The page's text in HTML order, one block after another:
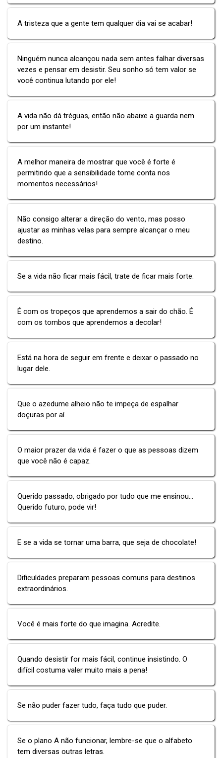
A tristeza que a gente tem qualquer dia vai se acabar!
Ninguém nunca alcançou nada sem antes falhar diversas
vezes e pensar em desistir. Seu sonho só tem valor se
você continua lutando por ele!
A vida não dá tréguas, então não abaixe a guarda nem
por um instante!
A melhor maneira de mostrar que você é forte é
permitindo que a sensibilidade tome conta nos
momentos necessários!
Não consigo alterar a direção do vento, mas posso
ajustar as minhas velas para sempre alcançar o meu
destino.
Se a vida não ficar mais fácil, trate de ficar mais forte.
É com os tropeços que aprendemos a sair do chão. É
com os tombos que aprendemos a decolar!
Está na hora de seguir em frente e deixar o passado no
lugar dele.
Que o azedume alheio não te impeça de espalhar
doçuras por aí.
O maior prazer da vida é fazer o que as pessoas dizem
que você não é capaz.
Querido passado, obrigado por tudo que me ensinou...
Querido futuro, pode vir!
E se a vida se tornar uma barra, que seja de chocolate!
Dificuldades preparam pessoas comuns para destinos
extraordinários.
Você é mais forte do que imagina. Acredite.
Quando desistir for mais fácil, continue insistindo. O
difícil costuma valer muito mais a pena!
Se não puder fazer tudo, faça tudo que puder.
Se o plano A não funcionar, lembre-se que o alfabeto
tem diversas outras letras.